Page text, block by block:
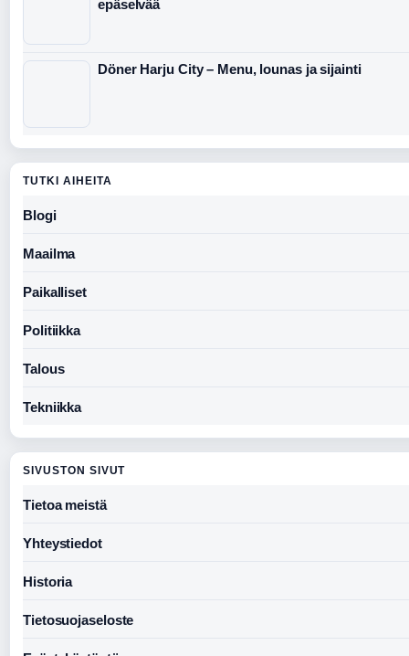
epäselvää
Döner Harju City – Menu, lounas ja sijainti
TUTKI AIHEITA
Blogi
Maailma
Paikalliset
Politiikka
Talous
Tekniikka
SIVUSTON SIVUT
Tietoa meistä
Yhteystiedot
Historia
Tietosuojaseloste